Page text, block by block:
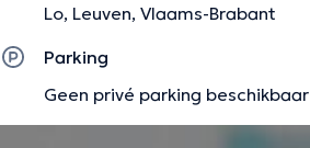
Lo, Leuven, Vlaams-Brabant
Parking
Geen privé parking beschikbaar